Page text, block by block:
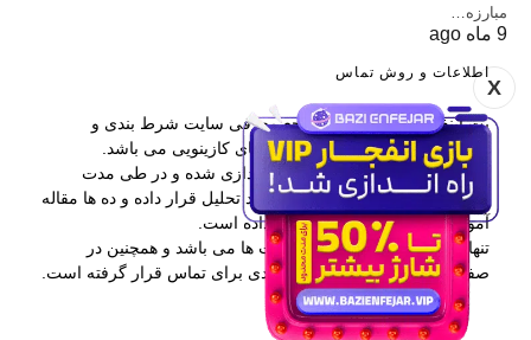
X
مبارزه…
9 ماه ago
اطلاعات و روش تماس
بت اینفو یکی از برترین مراجع معرفی سایت شرط بندی و
همچنین آموزش پیش بینی و بازی های کازینویی می باشد.
این وب سایت در سال 1397 راه اندازی شده و در طی مدت
فعالیتش بیش از 400 سایت را مورد تحلیل قرار داده و ده ها مقاله
آموزشی در اختیار کاربران قرار داده است.
تنها راه ارتباطی با بت اینفو کامنت ها می باشد و همچنین در
صفحه درباره ما نیز اطلاعات مفیدی برای تماس قرار گرفته است.